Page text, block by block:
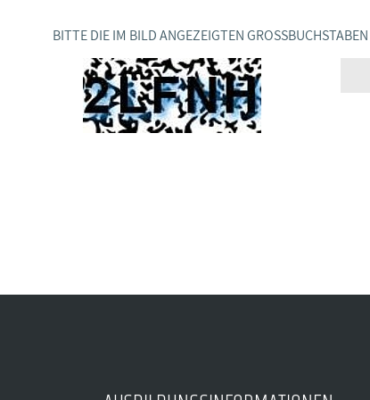
Landesjugendbünde
Parlamentarisches Sommerfest
AkademieBITTE DIE IM BILD ANGEZEIGTEN GROSSBUCHSTABEN